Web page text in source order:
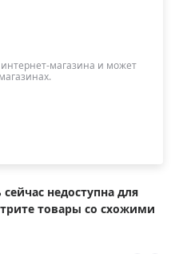
магазина и может
недоступна для
товары со схожими